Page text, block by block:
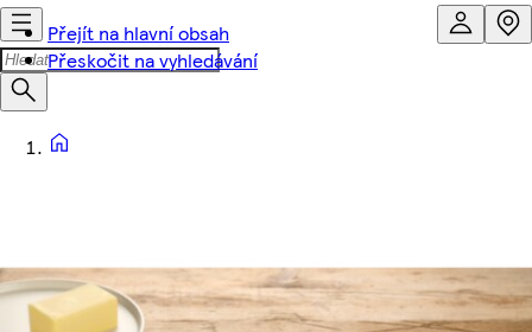
Přejít na hlavní obsah
Přeskočit na vyhledávání